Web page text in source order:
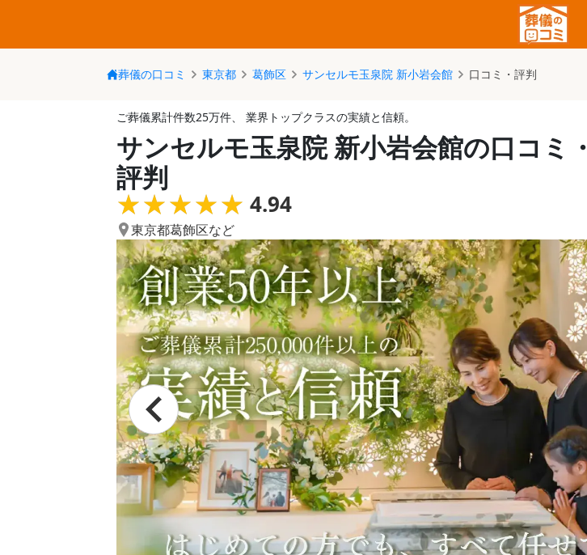
葬儀の口コミ 東京都 葛飾区 サンセルモ玉泉院 新小岩会館 口コミ・評判
ご葬儀累計件数25万件、 業界トップクラスの実績と信頼。
サンセルモ玉泉院 新小岩会館の口コミ・
評判
★★★★★
★★★★★ 4.94
東京都葛飾区など